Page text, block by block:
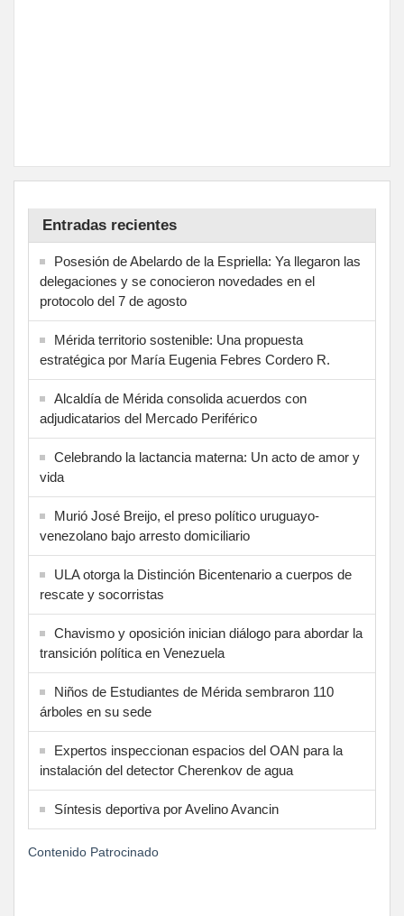
Entradas recientes
Posesión de Abelardo de la Espriella: Ya llegaron las
delegaciones y se conocieron novedades en el
protocolo del 7 de agosto
Mérida territorio sostenible: Una propuesta
estratégica por María Eugenia Febres Cordero R.
Alcaldía de Mérida consolida acuerdos con
adjudicatarios del Mercado Periférico
Celebrando la lactancia materna: Un acto de amor y
vida
Murió José Breijo, el preso político uruguayo-
venezolano bajo arresto domiciliario
ULA otorga la Distinción Bicentenario a cuerpos de
rescate y socorristas
Chavismo y oposición inician diálogo para abordar la
transición política en Venezuela
Niños de Estudiantes de Mérida sembraron 110
árboles en su sede
Expertos inspeccionan espacios del OAN para la
instalación del detector Cherenkov de agua
Síntesis deportiva por Avelino Avancin
Contenido Patrocinado